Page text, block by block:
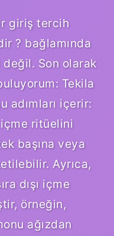
giriş tercih
? bağlamında
Son olarak
Tekila
adımları içerir:
ritüelini
başına veya
Ayrıca,
dışı içme
örneğin,
ağızdan